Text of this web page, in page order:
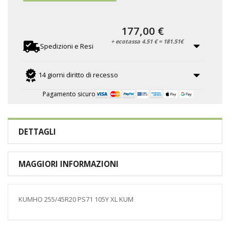
Spedizioni e Resi
14 giorni diritto di recesso
Pagamento sicuro
177,00 €
+ ecotassa 4.51 € = 181.51€
DETTAGLI
MAGGIORI INFORMAZIONI
KUMHO 255/45R20 PS71 105Y XL KUM